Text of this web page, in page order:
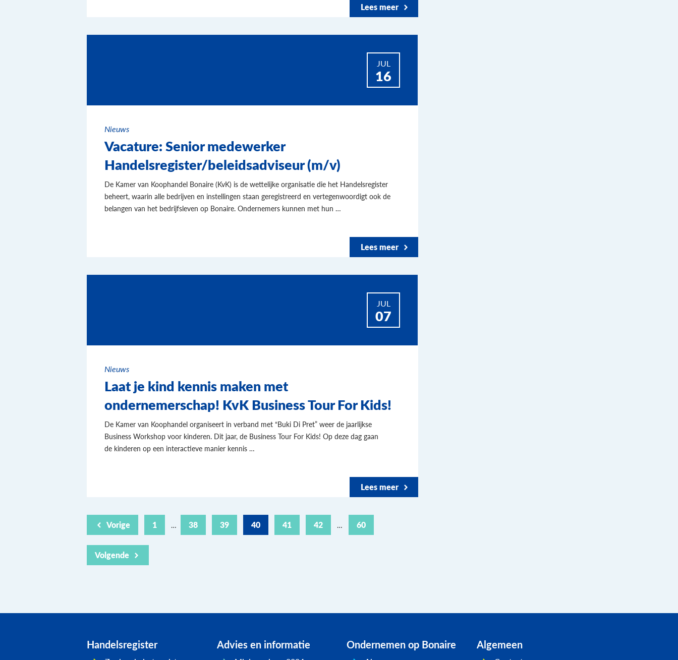
Lees meer
JUL
16
Nieuws
Vacature: Senior medewerker
Handelsregister/beleidsadviseur (m/v)
De Kamer van Koophandel Bonaire (KvK) is de wettelijke organisatie die het Handelsregister
beheert, waarin alle bedrijven en instellingen staan geregistreerd en vertegenwoordigt ook de
belangen van het bedrijfsleven op Bonaire. Ondernemers kunnen met hun …
Lees meer
JUL
07
Nieuws
Laat je kind kennis maken met
ondernemerschap! KvK Business Tour For Kids!
De Kamer van Koophandel organiseert in verband met “Buki Di Pret” weer de jaarlijkse
Business Workshop voor kinderen. Dit jaar, de Business Tour For Kids! Op deze dag gaan
de kinderen op een interactieve manier kennis …
Lees meer
Vorige 1 … 38 39 40 41 42 … 60
Volgende
Handelsregister Advies en informatie Ondernemen op Bonaire Algemeen